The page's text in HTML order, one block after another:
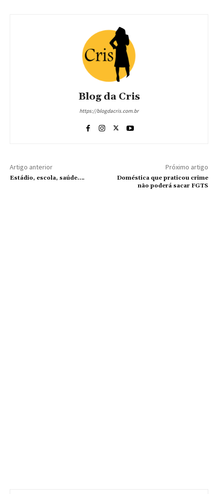
Blog da Cris
https://blogdacris.com.br
Artigo anterior
Estádio, escola, saúde….
Próximo artigo
Doméstica que praticou crime
não poderá sacar FGTS